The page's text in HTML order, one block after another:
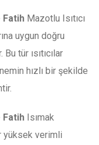
Fatih Mazotlu Isıtıcı
uygun doğru
tür ısıtıcılar
hızlı bir şekilde
Fatih Isımak
yüksek verimli